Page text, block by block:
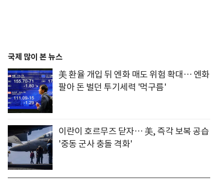
국제 많이 본 뉴스
美 환율 개입 뒤 엔화 매도 위험 확대… 엔화
팔아 돈 벌던 투기세력 '먹구름'
이란이 호르무즈 닫자… 美, 즉각 보복 공습
'중동 군사 충돌 격화'